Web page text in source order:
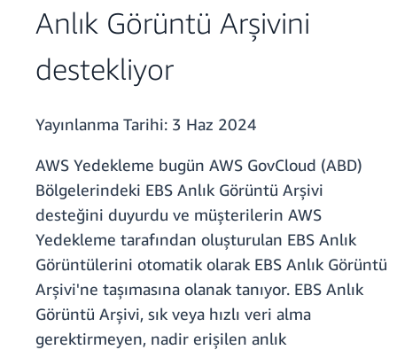
Anlık Görüntü Arşivini
destekliyor
Yayınlanma Tarihi: 3 Haz 2024
AWS Yedekleme bugün AWS GovCloud (ABD)
Bölgelerindeki EBS Anlık Görüntü Arşivi
desteğini duyurdu ve müşterilerin AWS
Yedekleme tarafından oluşturulan EBS Anlık
Görüntülerini otomatik olarak EBS Anlık Görüntü
Arşivi'ne taşımasına olanak tanıyor. EBS Anlık
Görüntü Arşivi, sık veya hızlı veri alma
gerektirmeyen, nadir erişilen anlık